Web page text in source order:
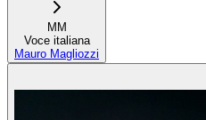
MM
Voce italiana
Mauro Magliozzi